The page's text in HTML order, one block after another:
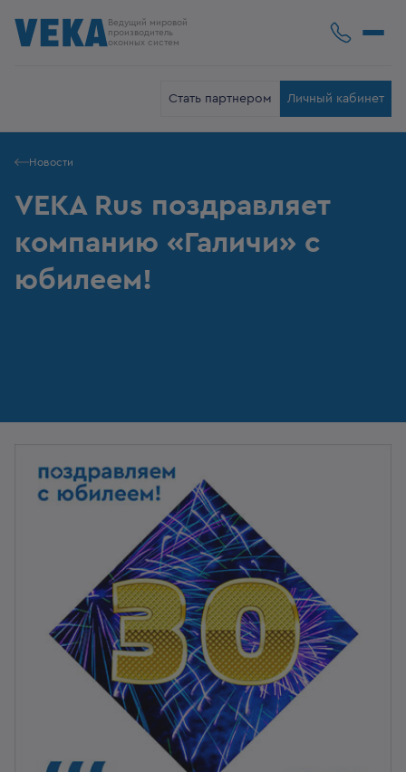
Ведущий мировой
производитель
оконных систем
Стать партнером Личный кабинет
Новости
VEKA Rus поздравляет
компанию «Галичи» с
юбилеем!